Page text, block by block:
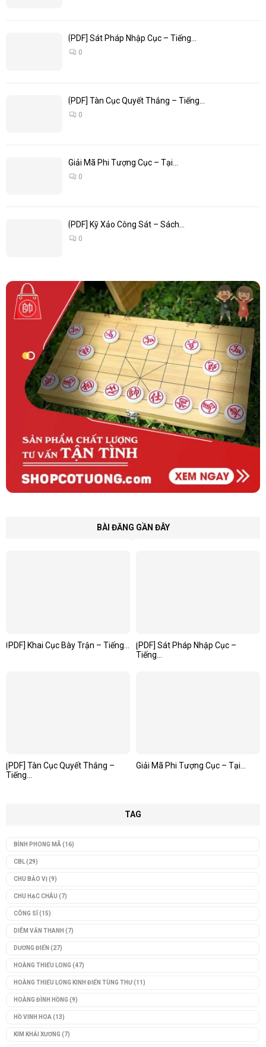
[PDF] Sát Pháp Nhập Cục – Tiếng...
0
[PDF] Tàn Cục Quyết Thắng – Tiếng...
0
Giải Mã Phi Tượng Cục – Tại...
0
[PDF] Kỹ Xảo Công Sát – Sách...
0
BÀI ĐĂNG GẦN ĐÂY
[PDF] Khai Cục Bày Trận – Tiếng...
[PDF] Sát Pháp Nhập Cục –
Tiếng...
[PDF] Tàn Cục Quyết Thắng –
Tiếng...
Giải Mã Phi Tượng Cục – Tại...
TAG
BÌNH PHONG MÃ (16)
CBL(29)
CHU BẢO VỊ (9)
CHU HẠC CHÂU (7)
CÔNG SĨ (15)
DIÊM VĂN THANH (7)
DƯƠNG ĐIỂN (27)
HOÀNG THIẾU LONG (47)
HOÀNG THIẾU LONG KINH ĐIỂN TÙNG THƯ(11)
HOÀNG ĐÌNH HỒNG (9)
HỒ VINH HOA (13)
KIM KHẢI XƯƠNG (7)